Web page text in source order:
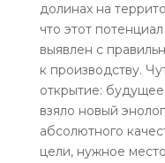
долинах на
что этот
выявлен с
к производству.
открытие:
взяло новый
абсолютного
цели, нужное